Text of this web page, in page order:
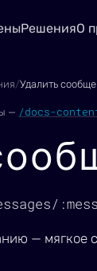
РешенияО
/Удалить
— /docs-
— мягкое